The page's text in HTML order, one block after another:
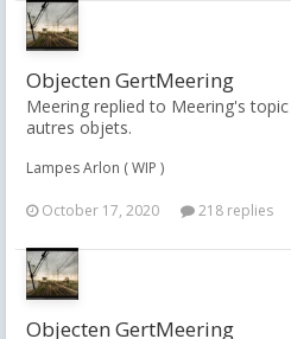
Objecten GertMeering
Meering replied to Meering's topic
autres objets.
Lampes Arlon ( WIP )
October 17, 2020 218 replies
Objecten GertMeering